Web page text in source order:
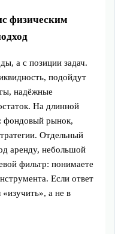
физическим
а с позиции задач.
подойдут
надёжные
На длинной
фондовый рынок,
Отдельный
аренду, небольшой
фильтр: понимаете
Если ответ
а не в